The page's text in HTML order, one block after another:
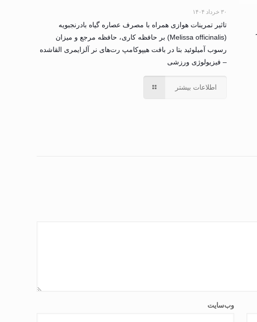
۳۰ خرداد ۱۴۰۴
تاثیر تمرینات هوازی همراه با مصرف عصاره گیاه بادرنجبویه
(Melissa officinalis) بر حافظه کاری، حافظه مرجع و میزان
رسوب آمیلوئید بتا در بافت هیپوکامپ رت‌های نر آلزایمری القاشده
– فیزیولوژی ورزشی
اطلاعات بیشتر
وب‌سایت